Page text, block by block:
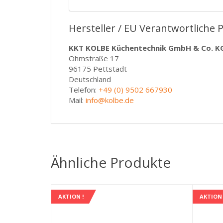
Hersteller / EU Verantwortliche
KKT KOLBE Küchentechnik GmbH & Co.
Ohmstraße 17
96175 Pettstadt
Deutschland
Telefon: +49 (0) 9502 667930
Mail: info@kolbe.de
Ähnliche Produkte
AKTION ! AKTION